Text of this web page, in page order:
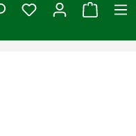
Du hast 0